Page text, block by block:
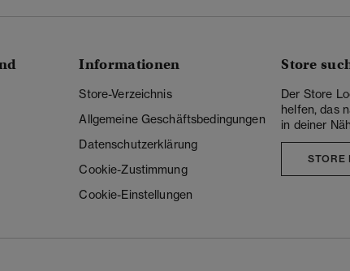
Informationen
Store-Verzeichnis
Allgemeine Geschäftsbedingungen
Datenschutzerklärung
Cookie-Zustimmung
Cookie-Einstellungen
Store
Der Store
helfen, das
in deiner
STORE